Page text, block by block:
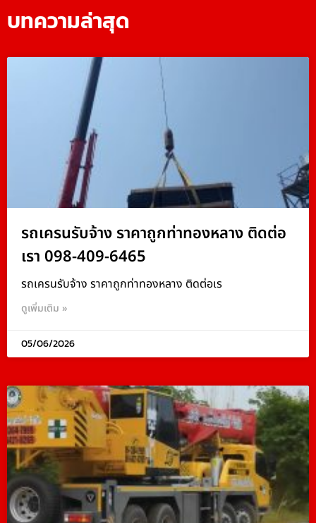
บทความล่าสุด
รถเครนรับจ้าง ราคาถูกท่าทองหลาง ติดต่อ
เรา 098-409-6465
รถเครนรับจ้าง ราคาถูกท่าทองหลาง ติดต่อเร
ดูเพิ่มเติม »
05/06/2026